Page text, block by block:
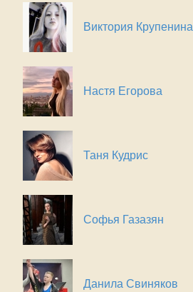
Виктория Крупенина
Настя Егорова
Таня Кудрис
Софья Газазян
Данила Свиняков